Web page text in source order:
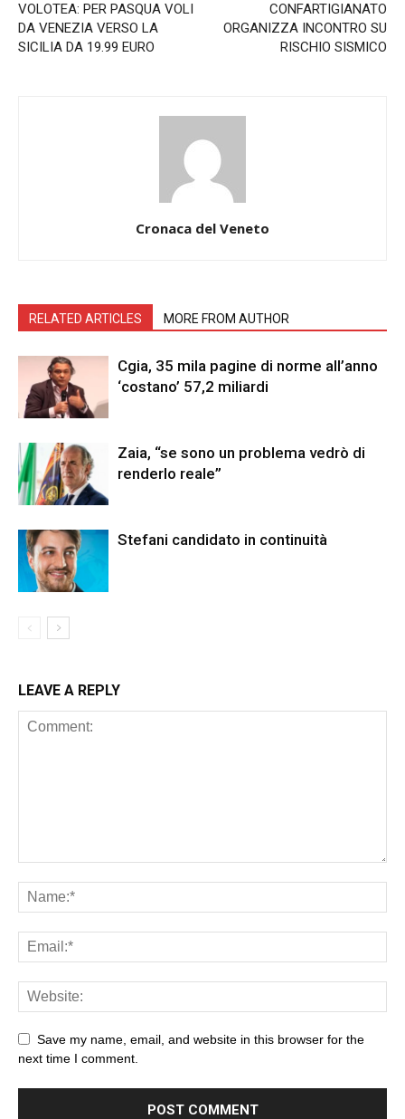
VOLOTEA: PER PASQUA VOLI
DA VENEZIA VERSO LA
SICILIA DA 19.99 EURO
CONFARTIGIANATO
ORGANIZZA INCONTRO SU
RISCHIO SISMICO
Cronaca del Veneto
RELATED ARTICLES MORE FROM AUTHOR
Cgia, 35 mila pagine di norme all’anno
‘costano’ 57,2 miliardi
Zaia, “se sono un problema vedrò di
renderlo reale”
Stefani candidato in continuità
LEAVE A REPLY
Save my name, email, and website in this browser for the
next time I comment.